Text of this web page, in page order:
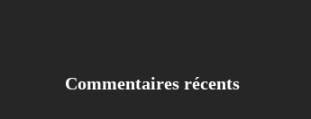
Commentaires récents